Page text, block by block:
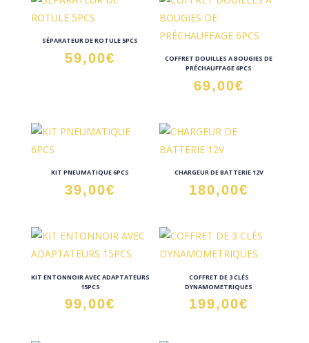
SÉPARATEUR DE ROTULE 5PCS
59,00€
COFFRET DOUILLES A BOUGIES DE
PRÉCHAUFFAGE 6PCS
69,00€
KIT PNEUMATIQUE 6PCS
39,00€
CHARGEUR DE BATTERIE 12V
180,00€
KIT ENTONNOIR AVEC ADAPTATEURS
15PCS
99,00€
COFFRET DE 3 CLÉS
DYNAMOMETRIQUES
199,00€